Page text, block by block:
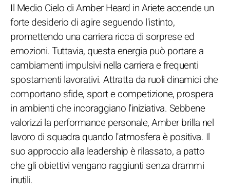
Il Medio Cielo di Amber Heard in Ariete accende un
forte desiderio di agire seguendo l'istinto,
promettendo una carriera ricca di sorprese ed
emozioni. Tuttavia, questa energia può portare a
cambiamenti impulsivi nella carriera e frequenti
spostamenti lavorativi. Attratta da ruoli dinamici che
comportano sfide, sport e competizione, prospera
in ambienti che incoraggiano l'iniziativa. Sebbene
valorizzi la performance personale, Amber brilla nel
lavoro di squadra quando l'atmosfera è positiva. Il
suo approccio alla leadership è rilassato, a patto
che gli obiettivi vengano raggiunti senza drammi
inutili.